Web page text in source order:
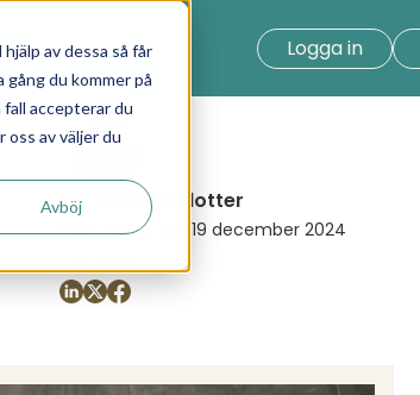
av dessa så får
du kommer på
accepterar du
oss av väljer du
Avböj
Logga in
Pia Weimarsdotter
Publicerad: den 19 december 2024